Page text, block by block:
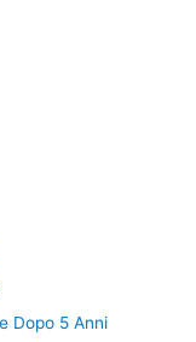
Dopo 5 Anni